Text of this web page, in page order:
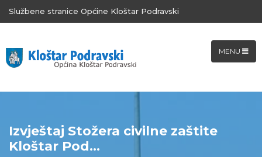
Službene stranice Općine Kloštar Podravski
MENU
Izvještaj Stožera civilne zaštite
Kloštar Pod...